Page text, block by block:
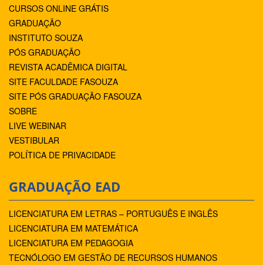
CURSOS ONLINE GRÁTIS
GRADUAÇÃO
INSTITUTO SOUZA
PÓS GRADUAÇÃO
REVISTA ACADÊMICA DIGITAL
SITE FACULDADE FASOUZA
SITE PÓS GRADUAÇÃO FASOUZA
SOBRE
LIVE WEBINAR
VESTIBULAR
POLÍTICA DE PRIVACIDADE
GRADUAÇÃO EAD
LICENCIATURA EM LETRAS – PORTUGUÊS E INGLÊS
LICENCIATURA EM MATEMÁTICA
LICENCIATURA EM PEDAGOGIA
TECNÓLOGO EM GESTÃO DE RECURSOS HUMANOS